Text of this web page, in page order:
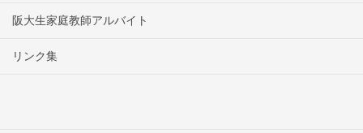
阪大生家庭教師アルバイト
リンク集